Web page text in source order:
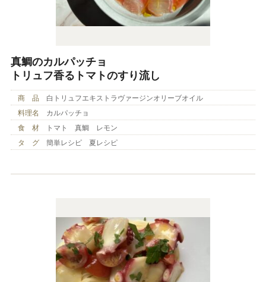
真鯛のカルパッチョ
トリュフ香るトマトのすり流し
商 品
白トリュフエキストラヴァージンオリーブオイル
料理名
カルパッチョ
食 材
トマト 真鯛 レモン
タ グ
簡単レシピ 夏レシピ